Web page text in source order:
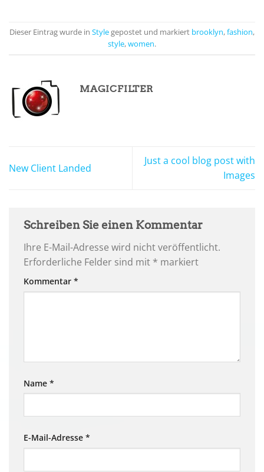
Dieser Eintrag wurde in Stylegepostet und markiert brooklyn,fashion,
style,women.
MAGICFILTER
New Client Landed
Just a cool blog post with
Images
Schreiben Sie einen Kommentar
Ihre E-Mail-Adresse wird nicht veröffentlicht.
Erforderliche Felder sind mit * markiert
Kommentar *
Name *
E-Mail-Adresse *